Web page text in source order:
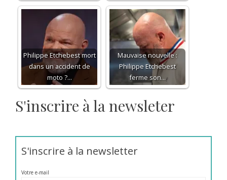
Philippe Etchebest mort
dans un accident de
moto ?…
Mauvaise nouvelle :
Philippe Etchebest
ferme son…
S'inscrire à la newsleter
S'inscrire à la newsletter
Votre e-mail